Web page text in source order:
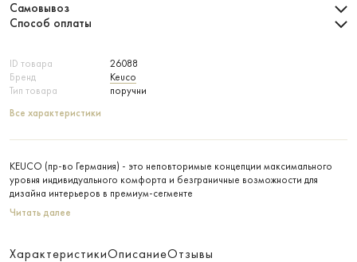
ID товара
26088
Бренд
Keuco
Тип товара
поручни
Все характеристики
KEUCO (пр-во Германия) - это неповторимые концепции максимального
уровня индивидуального комфорта и безграничные возможности для
дизайна интерьеров в премиум-сегменте
Читать далее
Самовывоз
Способ оплаты
ХарактеристикиОписаниеОтзывы